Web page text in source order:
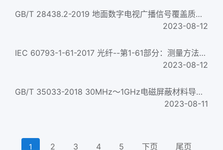
GB/T 28438.2-2019 地面数字电视广播信号覆盖质量客观评估和测量方法 第2部分：移动接收 Objective assessment and me...
2023-08-12
IEC 60793-1-61-2017 光纤--第1-61部分：测量方法和试验规程--偏振串音 Optical fibres &ndash; Part 1-61: Measureme...
2023-08-12
GB/T 35033-2018 30MHz～1GHz电磁屏蔽材料导电性能和金属材料搭接阻抗测量方法 Measurement method on conductive pro...
2023-08-11
1 2 3 4 5 下页 尾页